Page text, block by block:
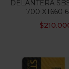
DELANTERA
700 XT660
$